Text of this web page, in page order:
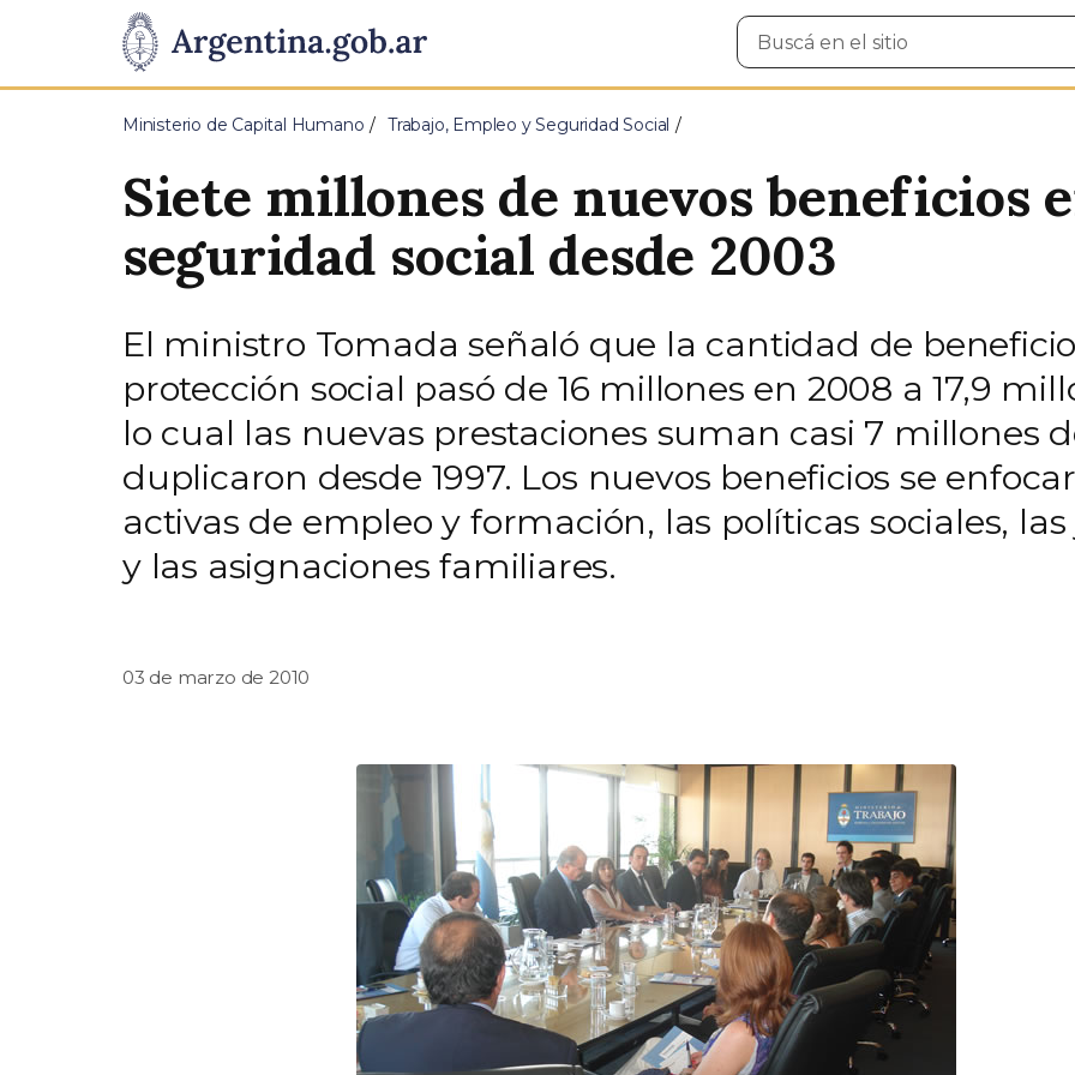
Presidencia
de
Pasar al contenido principal
Buscar
en
Ministerio de Capital Humano Trabajo, Empleo y Seguridad Social
Siete millones de nuevos beneficios
seguridad social desde 2003
El ministro Tomada señaló que la cantidad de
protección social pasó de 16 millones en 2008 a 17,9
lo cual las nuevas prestaciones suman casi 7 millones
duplicaron desde 1997. Los nuevos beneficios se
activas de empleo y formación, las políticas sociales,
y las asignaciones familiares.
03 de marzo de 2010